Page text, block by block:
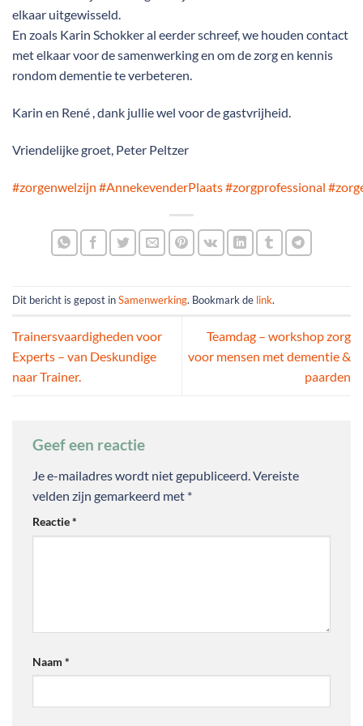
elkaar uitgewisseld.
En zoals Karin Schokker al eerder schreef, we houden contact
met elkaar voor de samenwerking en om de zorg en kennis
rondom dementie te verbeteren.
Karin en René , dank jullie wel voor de gastvrijheid.
Vriendelijke groet, Peter Peltzer
#zorgenwelzijn #AnnekevenderPlaats#zorgprofessional
Dit bericht is gepost inSamenwerking. Bookmark de link.
Trainersvaardigheden voor
Experts – van Deskundige
naar Trainer.
Teamdag – workshop zorg
voor mensen met dementie &
paarden
Geef een reactie
Je e-mailadres wordt niet gepubliceerd.Vereiste
velden zijn gemarkeerd met *
Reactie*
Naam *